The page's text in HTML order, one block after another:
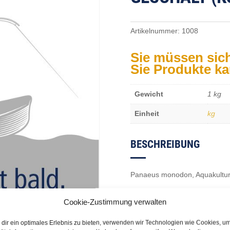
Cookie-Zustimmung verwalten
dir ein optimales Erlebnis zu bieten, verwenden wir Technologien wie Cookies,
Artikelnummer: 1008
Sie müssen
Sie Produkte
Gewicht 1 kg
Einheit kg
BESCHREIBUNG
Panaeus monodon,